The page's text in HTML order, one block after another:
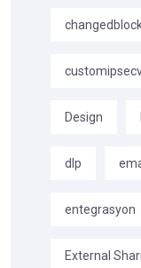
Design
dlp
entegrasyon
External